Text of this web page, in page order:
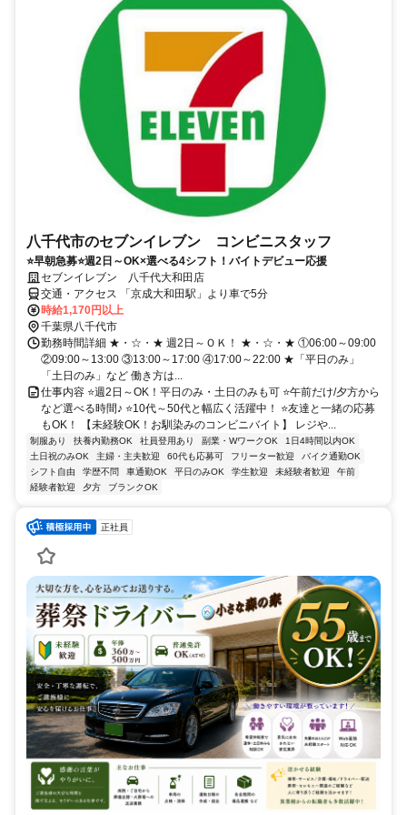
八千代市のセブンイレブン コンビニスタッフ
⭐早朝急募⭐週2日～OK×選べる4シフト！バイトデビュー応援
セブンイレブン 八千代大和田店
交通・アクセス 「京成大和田駅」より車で5分
時給1,170円以上
千葉県八千代市
勤務時間詳細 ★・☆・★ 週2日～ＯＫ！ ★・☆・★ ①06:00～09:00
②09:00～13:00 ③13:00～17:00 ④17:00～22:00 ★「平日のみ」
「土日のみ」など 働き方は...
仕事内容 ⭐週2日～OK！平日のみ・土日のみも可 ⭐午前だけ/夕方から
など選べる時間♪ ⭐10代～50代と幅広く活躍中！ ⭐友達と一緒の応募
もOK！ 【未経験OK！お馴染みのコンビニバイト】 レジや...
制服あり 扶養内勤務OK 社員登用あり 副業・WワークOK
1日4時間以内OK
土日祝のみOK
主婦・主夫歓迎 60代も応募可 フリーター歓迎
バイク通勤OK
シフト自由
学歴不問 車通勤OK 平日のみOK 学生歓迎 未経験者歓迎
午前
経験者歓迎
夕方 ブランクOK
正社員